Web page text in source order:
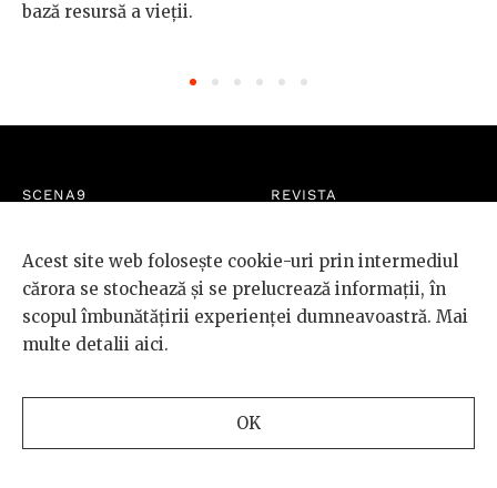
bază resursă a vieții.
SCENA9
Echipa Scena9
BRD și Scena9
Vrei să publici pe
Scena9?
REVISTA
Intră la idei
Lumea noastră
Special
Acest site web folosește cookie-uri prin intermediul
cărora se stochează și se prelucrează informații, în
scopul îmbunătățirii experienței dumneavoastră. Mai
multe detalii aici.
OK